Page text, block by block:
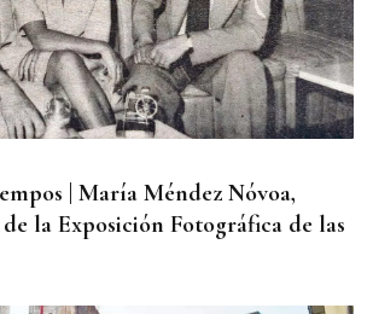
el folk gallego y el techno
| María Méndez Nóvoa,
la Exposición Fotográfica de las